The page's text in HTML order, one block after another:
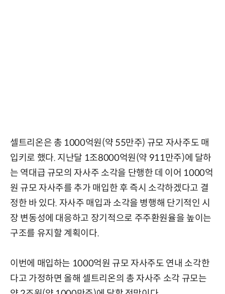
셀트리온은 총 1000억원(약 55만주) 규모 자사주도 매
입키로 했다. 지난달 1조8000억원(약 911만주)에 달하
는 역대급 규모의 자사주 소각을 단행한 데 이어 1000억
원 규모 자사주를 추가 매입한 후 즉시 소각하겠다고 결
정한 바 있다. 자사주 매입과 소각을 병행해 단기적인 시
장 변동성에 대응하고 장기적으로 주주환원율을 높이는
구조를 유지할 계획이다.
이번에 매입하는 1000억원 규모 자사주도 연내 소각한
다고 가정하면 올해 셀트리온의 총 자사주 소각 규모는